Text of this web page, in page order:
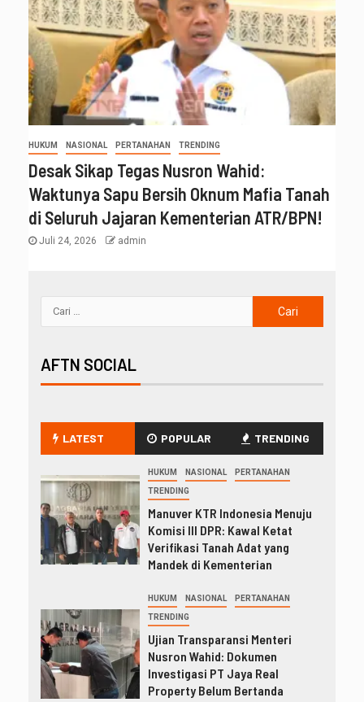
HUKUM NASIONAL PERTANAHAN TRENDING
Desak Sikap Tegas Nusron Wahid:
Waktunya Sapu Bersih Oknum Mafia Tanah
di Seluruh Jajaran Kementerian ATR/BPN!
Juli 24, 2026 admin
AFTN SOCIAL
LATEST POPULAR TRENDING
HUKUM NASIONAL PERTANAHAN
TRENDING
Manuver KTR Indonesia Menuju
Komisi III DPR: Kawal Ketat
Verifikasi Tanah Adat yang
Mandek di Kementerian
HUKUM NASIONAL PERTANAHAN
TRENDING
Ujian Transparansi Menteri
Nusron Wahid: Dokumen
Investigasi PT Jaya Real
Property Belum Bertanda